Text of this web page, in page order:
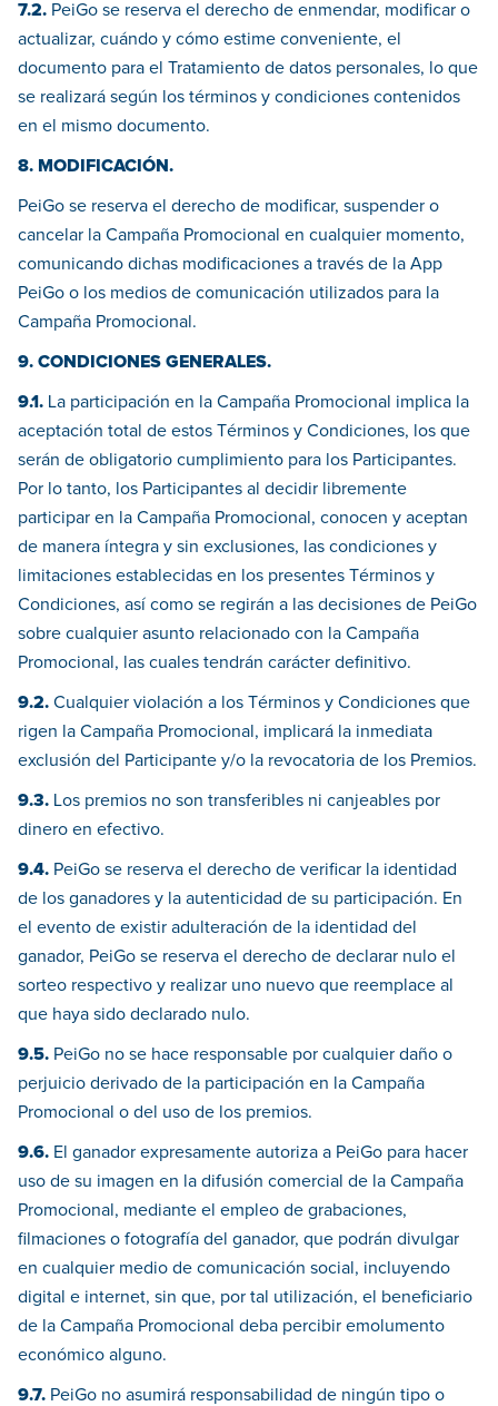
7.2. PeiGo se reserva el derecho de enmendar, modificar o
actualizar, cuándo y cómo estime conveniente, el
documento para el Tratamiento de datos personales, lo que
se realizará según los términos y condiciones contenidos
en el mismo documento.
8. MODIFICACIÓN.
PeiGo se reserva el derecho de modificar, suspender o
cancelar la Campaña Promocional en cualquier momento,
comunicando dichas modificaciones a través de la App
PeiGo o los medios de comunicación utilizados para la
Campaña Promocional.
9. CONDICIONES GENERALES.
9.1. La participación en la Campaña Promocional implica la
aceptación total de estos Términos y Condiciones, los que
serán de obligatorio cumplimiento para los Participantes.
Por lo tanto, los Participantes al decidir libremente
participar en la Campaña Promocional, conocen y aceptan
de manera íntegra y sin exclusiones, las condiciones y
limitaciones establecidas en los presentes Términos y
Condiciones, así como se regirán a las decisiones de PeiGo
sobre cualquier asunto relacionado con la Campaña
Promocional, las cuales tendrán carácter definitivo.
9.2. Cualquier violación a los Términos y Condiciones que
rigen la Campaña Promocional, implicará la inmediata
exclusión del Participante y/o la revocatoria de los Premios.
9.3. Los premios no son transferibles ni canjeables por
dinero en efectivo.
9.4. PeiGo se reserva el derecho de verificar la identidad
de los ganadores y la autenticidad de su participación. En
el evento de existir adulteración de la identidad del
ganador, PeiGo se reserva el derecho de declarar nulo el
sorteo respectivo y realizar uno nuevo que reemplace al
que haya sido declarado nulo.
9.5. PeiGo no se hace responsable por cualquier daño o
perjuicio derivado de la participación en la Campaña
Promocional o del uso de los premios.
9.6. El ganador expresamente autoriza a PeiGo para hacer
uso de su imagen en la difusión comercial de la Campaña
Promocional, mediante el empleo de grabaciones,
filmaciones o fotografía del ganador, que podrán divulgar
en cualquier medio de comunicación social, incluyendo
digital e internet, sin que, por tal utilización, el beneficiario
de la Campaña Promocional deba percibir emolumento
económico alguno.
9.7. PeiGo no asumirá responsabilidad de ningún tipo o